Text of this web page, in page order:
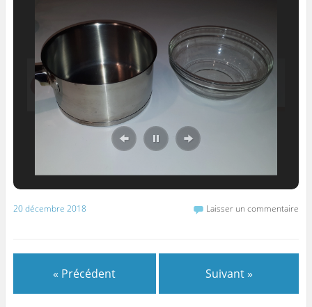
20 décembre 2018 Laisser un commentaire
« Précédent Suivant »